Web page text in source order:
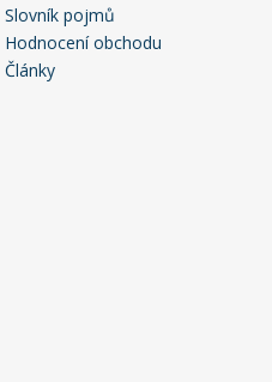
Slovník pojmů
Hodnocení obchodu
Články